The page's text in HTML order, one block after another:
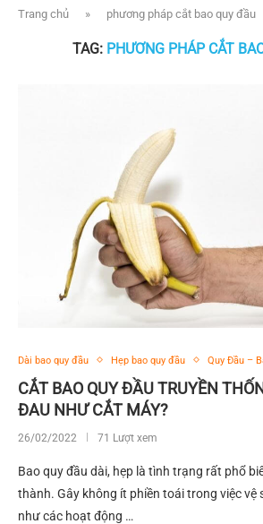
Trang chủ » phương pháp cắt bao quy đầu
TAG: PHƯƠNG PHÁP CẮT
Dài bao quy đầu Hẹp bao quy đầu Quy Đầu –
CẮT BAO QUY ĐẦU TRUYỀN
ĐAU NHƯ CẮT MÁY?
26/02/2022 71 Lượt xem
Bao quy đầu dài, hẹp là tình trạng rất phổ
thành. Gây không ít phiền toái trong việc vệ
như các hoạt động …